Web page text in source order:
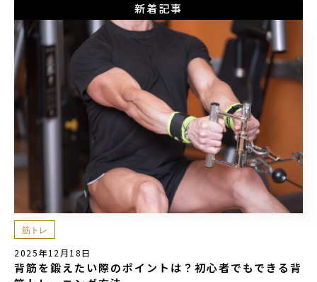
新着記事
筋トレ
2025年12月18日
背筋を鍛えたい際のポイントは？初心者でもできる背